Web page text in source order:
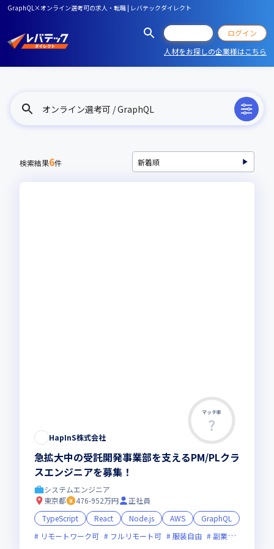
GraphQL×オンライン選考可の求人・転職 | レバテックダイレクト
ログイン
人材をお探しの企業様はこちら
オンライン選考可 / GraphQL
検索結果6件
マッチ率
HapInS株式会社
急拡大中の受託開発事業部を支えるPM/PLクラ
スエンジニアを募集！
システムエンジニア
東京都
476-952万円
正社員
TypeScript
React Node.js AWS
GraphQL
リモートワーク可
フルリモート可 服装自由 副業可